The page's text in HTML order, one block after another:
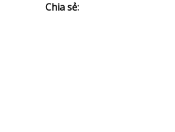
Chia sẻ: